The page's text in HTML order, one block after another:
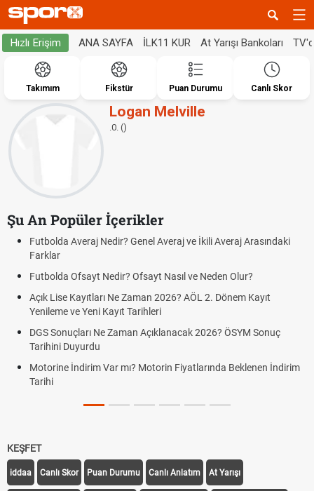
Hızlı Erişim ANA SAYFA İLK11 KUR At Yarışı Bankoları
Takımım Fikstür Puan Durumu Canlı Skor
Logan Melville
.0. ()
Şu An Popüler İçerikler
Futbolda Averaj Nedir? Genel Averaj ve İkili Averaj Arasındaki
Farklar
Futbolda Ofsayt Nedir? Ofsayt Nasıl ve Neden Olur?
Açık Lise Kayıtları Ne Zaman 2026? AÖL 2. Dönem Kayıt
Yenileme ve Yeni Kayıt Tarihleri
DGS Sonuçları Ne Zaman Açıklanacak 2026? ÖSYM Sonuç
Tarihini Duyurdu
Motorine İndirim Var mı? Motorin Fiyatlarında Beklenen İndirim
Tarihi
KEŞFET
iddaa Canlı Skor Puan Durumu Canlı Anlatım At Yarışı